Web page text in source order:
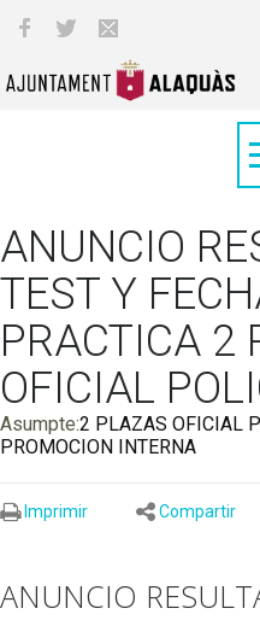
ANUNCIO
TEST Y
PRACTICA 2
OFICIAL
Asumpte:2 PLAZAS OFICIAL
PROMOCION INTERNA
Imprimir Compartir
ANUNCIO